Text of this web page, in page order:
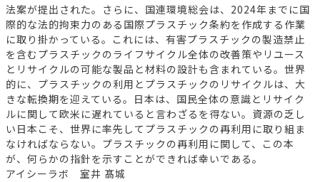
法案が提出された。さらに、国連環境総会は、2024年までに国
際的な法的拘束力のある国際プラスチック条約を作成する作業
に取り掛かっている。これには、有害プラスチックの製造禁止
を含むプラスチックのライフサイクル全体の改善策やリユース
とリサイクルの可能な製品と材料の設計も含まれている。世界
的に、プラスチックの利用とプラスチックのリサイクルは、大
きな転換期を迎えている。日本は、国民全体の意識とリサイク
ルに関して欧米に遅れていると言わざるを得ない。資源の乏し
い日本こそ、世界に率先してプラスチックの再利用に取り組ま
なければならない。プラスチックの再利用に関して、この本
が、何らかの指針を示すことができれば幸いである。
アイシーラボ 室井 髙城